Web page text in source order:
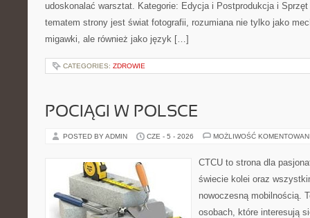
udoskonalać warsztat. Kategorie: Edycja i Postprodukcja i Sprzęt
tematem strony jest świat fotografii, rozumiana nie tylko jako
migawki, ale również jako język […]
CATEGORIES: ZDROWIE
POCIĄGI W POLSCE
POSTED BY ADMIN CZE - 5 - 2026 MOŻLIWOŚĆ
CTCU to strona dla
świecie kolei oraz
nowoczesną mobilnością.
osobach, które interesują